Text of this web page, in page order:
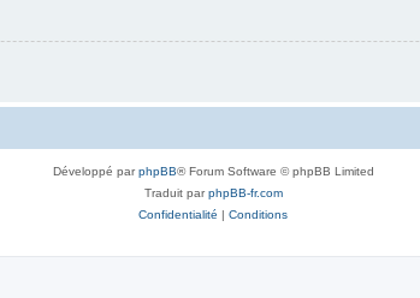
Développé parphpBB® Forum Software © phpBB Limited
Traduit parphpBB-fr.com
Confidentialité | Conditions